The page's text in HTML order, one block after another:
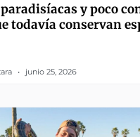
y poco
todavía conservan
junio 25, 2026